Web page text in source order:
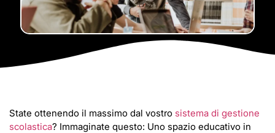
State ottenendo il massimo dal vostro sistema di gestione
scolastica? Immaginate questo: Uno spazio educativo in